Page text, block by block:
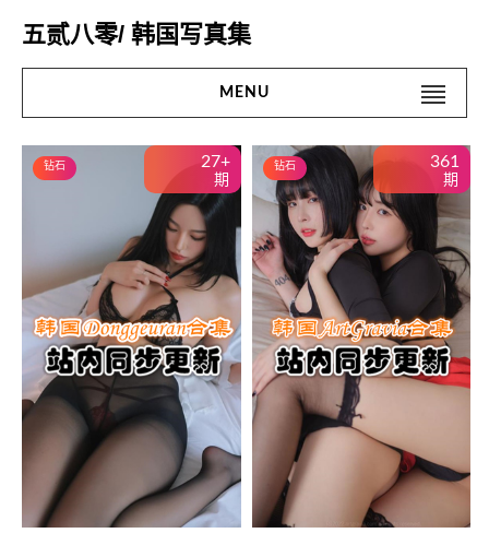
content
五贰八零/ 韩国写真集
MENU
#搜 索#
Search
for:
首页
名站
网红
街拍
精品
微密圈
内购俬拍
钻石 27+
期
钻石 361
期